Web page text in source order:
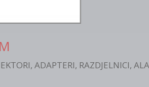
ADAPTERI, RAZDJELNICI,